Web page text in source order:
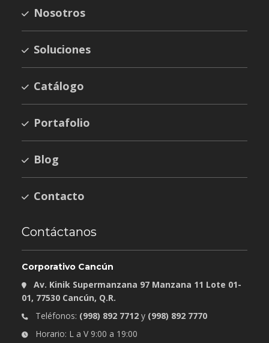
Nosotros
Soluciones
Catálogo
Portafolio
Blog
Contacto
Contáctanos
Corporativo Cancún
Av. Kinik Supermanzana 97 Manzana 11 Lote 01-
01, 77530 Cancún, Q.R.
Teléfonos: (998) 892 7712 y (998) 892 7770
Horario: L a V 9:00 a 19:00